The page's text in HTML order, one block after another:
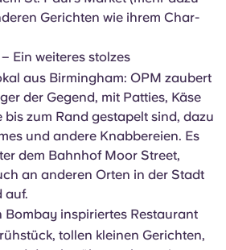
Gerichten wie ihrem Char-
– Ein weiteres stolzes
aus Birmingham: OPM zaubert
der Gegend, mit Patties, Käse
bis zum Rand gestapelt sind, dazu
und andere Knabbereien. Es
dem Bahnhof Moor Street,
an anderen Orten in der Stadt
auf.
Bombay inspiriertes Restaurant
tollen kleinen Gerichten,